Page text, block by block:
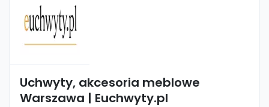
Uchwyty, akcesoria meblowe
Warszawa | Euchwyty.pl